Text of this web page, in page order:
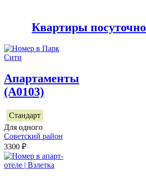
Квартиры посуточно
Апартаменты
(А0103)
Стандарт
Для одного
Советский район
3300 ₽